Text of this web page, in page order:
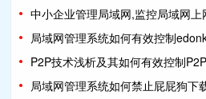
中小企业管理局域网,监控局域网上
局域网管理系统如何有效控制
P2P技术浅析及其如何有效控制
局域网管理系统如何禁止屁屁狗下